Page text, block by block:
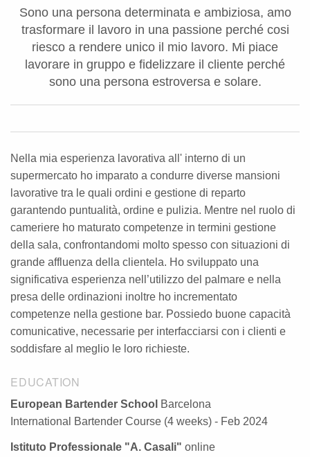
Sono una persona determinata e ambiziosa, amo
trasformare il lavoro in una passione perché cosi
riesco a rendere unico il mio lavoro. Mi piace
lavorare in gruppo e fidelizzare il cliente perché
sono una persona estroversa e solare.
Nella mia esperienza lavorativa all' interno di un
supermercato ho imparato a condurre diverse mansioni
lavorative tra le quali ordini e gestione di reparto
garantendo puntualità, ordine e pulizia. Mentre nel ruolo di
cameriere ho maturato competenze in termini gestione
della sala, confrontandomi molto spesso con situazioni di
grande affluenza della clientela. Ho sviluppato una
significativa esperienza nell’utilizzo del palmare e nella
presa delle ordinazioni inoltre ho incrementato
competenze nella gestione bar. Possiedo buone capacità
comunicative, necessarie per interfacciarsi con i clienti e
soddisfare al meglio le loro richieste.
EDUCATION
European Bartender School
Barcelona
International Bartender Course (4 weeks) - Feb 2024
Istituto Professionale "A. Casali" online